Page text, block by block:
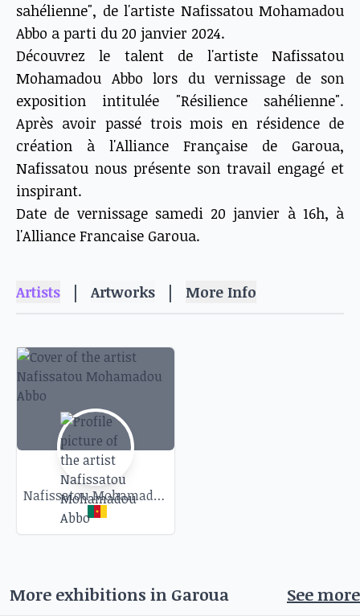
sahélienne", de l'artiste Nafissatou Mohamadou
Abbo a parti du 20 janvier 2024.
Découvrez le talent de l'artiste Nafissatou
Mohamadou Abbo lors du vernissage de son
exposition intitulée "Résilience sahélienne".
Après avoir passé trois mois en résidence de
création à l'Alliance Française de Garoua,
Nafissatou nous présente son travail engagé et
inspirant.
Date de vernissage samedi 20 janvier à 16h, à
l'Alliance Française Garoua.
Artists | Artworks | More Info
Nafissatou Mohamadou Abbo
More exhibitions in Garoua See more